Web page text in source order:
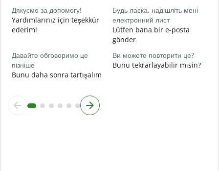
Дякуємо за допомогу!
Yardımlarınız için teşekkür
ederim!
Будь ласка, надішліть мені
електронний лист
Lütfen bana bir e-posta
gönder
Давайте обговоримо це
пізніше
Bunu daha sonra tartışalım
Ви можете повторити це?
Bunu tekrarlayabilir misin?